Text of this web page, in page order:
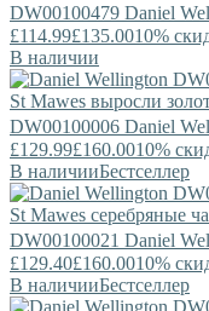
DW00100479 Daniel
£114.99£135.0010%
В наличии
DW00100006 Daniel
£129.99£160.0010%
В наличииБестселлер
DW00100021 Daniel
£129.40£160.0010%
В наличииБестселлер